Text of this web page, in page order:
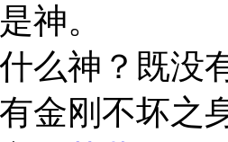
神。
么神？既没
金刚不坏之